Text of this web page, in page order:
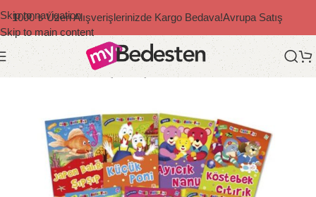
Skip to navigation
Skip to main content
1000 ₺ Üzeri Alışverişlerinizde Kargo Bedava!Avrupa Satış
Ana Sayfa Bedesten Çocuk Çocuk Kitapları